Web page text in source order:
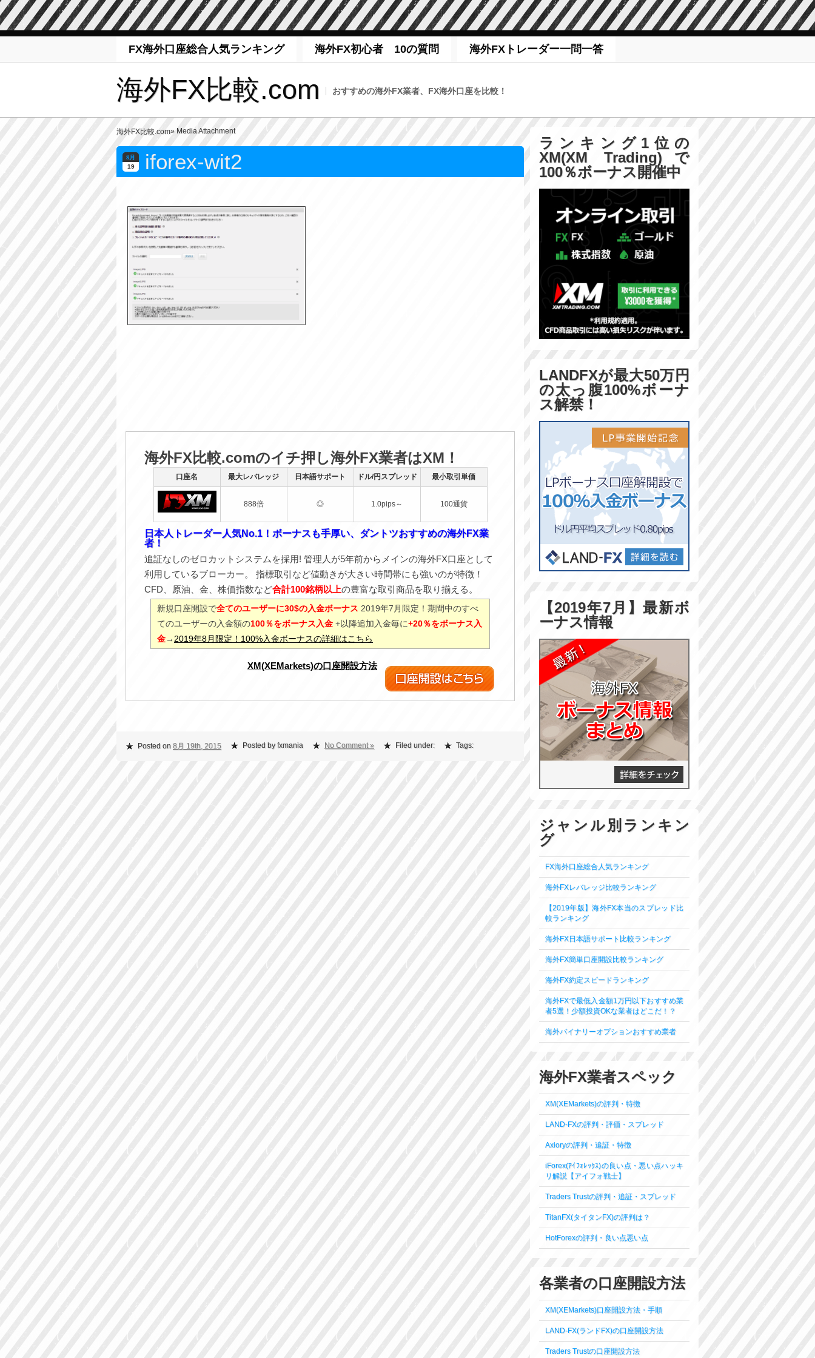
FX海外口座総合人気ランキング 海外FX初心者 10の質問 海外FXトレーダー一問一答
海外FX比較.com おすすめの海外FX業者、FX海外口座を比較！
海外FX比較.com» Media Attachment
8月
19 iforex-wit2
海外FX比較.comのイチ押し海外FX業者はXM！
口座名 最大レバレッジ 日本語サポート ドル/円スプレッド 最小取引単価
888倍 ◎ 1.0pips～ 100通貨
日本人トレーダー人気No.1！ボーナスも手厚い、ダントツおすすめの海外FX業
者！
追証なしのゼロカットシステムを採用! 管理人が5年前からメインの海外FX口座として
利用しているブローカー。 指標取引など値動きが大きい時間帯にも強いのが特徴！
CFD、原油、金、株価指数など合計100銘柄以上の豊富な取引商品を取り揃える。
新規口座開設で全てのユーザーに30$の入金ボーナス 2019年7月限定！期間中のすべ
てのユーザーの入金額の100％をボーナス入金 +以降追加入金毎に+20％をボーナス入
金→ 2019年8月限定！100%入金ボーナスの詳細はこちら
XM(XEMarkets)の口座開設方法
Posted on 8月 19th, 2015 Posted by fxmania No Comment » Filed under: Tags:
ランキング1位の
XM(XM Trading)で
100％ボーナス開催中
LANDFXが最大50万円
の太っ腹100%ボーナ
ス解禁！
【2019年7月】最新ボ
ーナス情報
ジャンル別ランキン
グ
FX海外口座総合人気ランキング
海外FXレバレッジ比較ランキング
【2019年版】海外FX本当のスプレッド比
較ランキング
海外FX日本語サポート比較ランキング
海外FX簡単口座開設比較ランキング
海外FX約定スピードランキング
海外FXで最低入金額1万円以下おすすめ業
者5選！少額投資OKな業者はどこだ！？
海外バイナリーオプションおすすめ業者
海外FX業者スペック
XM(XEMarkets)の評判・特徴
LAND-FXの評判・評価・スプレッド
Axioryの評判・追証・特徴
iForex(ｱｲﾌｫﾚｯｸｽ)の良い点・悪い点ハッキ
リ解説【アイフォ戦士】
Traders Trustの評判・追証・スプレッド
TitanFX(タイタンFX)の評判は？
HotForexの評判・良い点悪い点
各業者の口座開設方法
XM(XEMarkets)口座開設方法・手順
LAND-FX(ランドFX)の口座開設方法
Traders Trustの口座開設方法